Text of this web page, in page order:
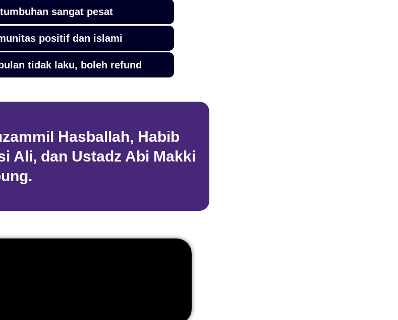
sangat pesat
positif dan islami
tidak laku, boleh refund
Hasballah, Habib
Ali, dan Ustadz Abi Makki